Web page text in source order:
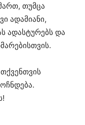
თუმცა
ადამიანი,
ადასტურებს და